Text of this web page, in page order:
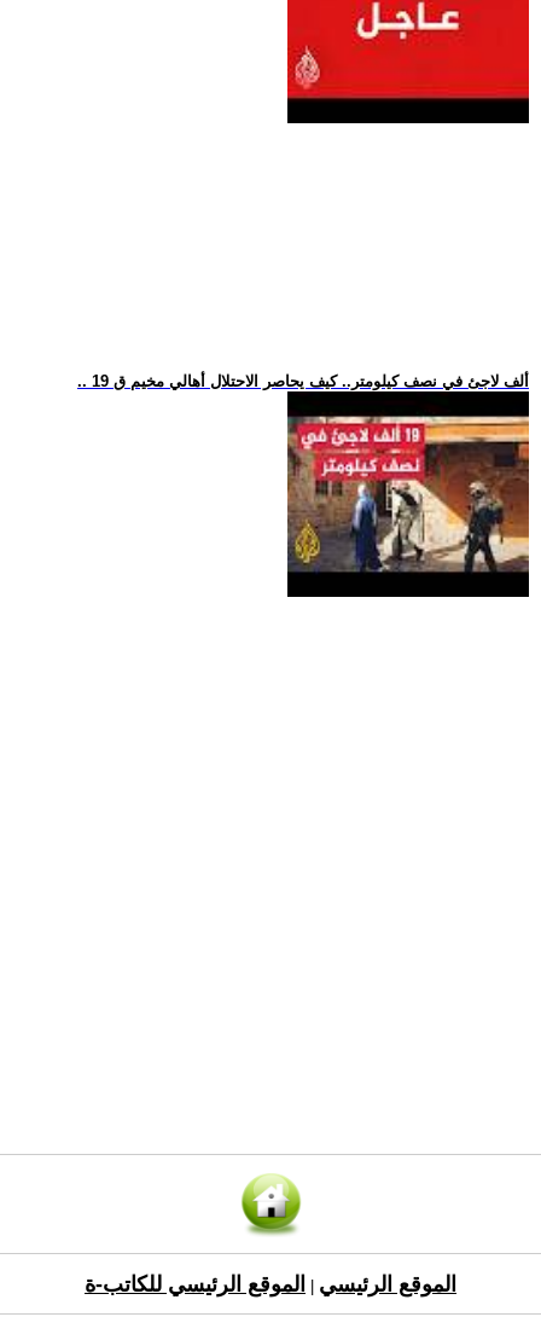
.. 19 ألف لاجئ في نصف كيلومتر.. كيف يحاصر الاحتلال أهالي مخيم ق
الموقع الرئيسي الموقع الرئيسي للكاتب-ة